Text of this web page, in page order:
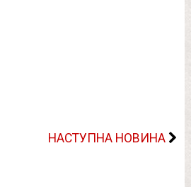
НАСТУПНА НОВИНА